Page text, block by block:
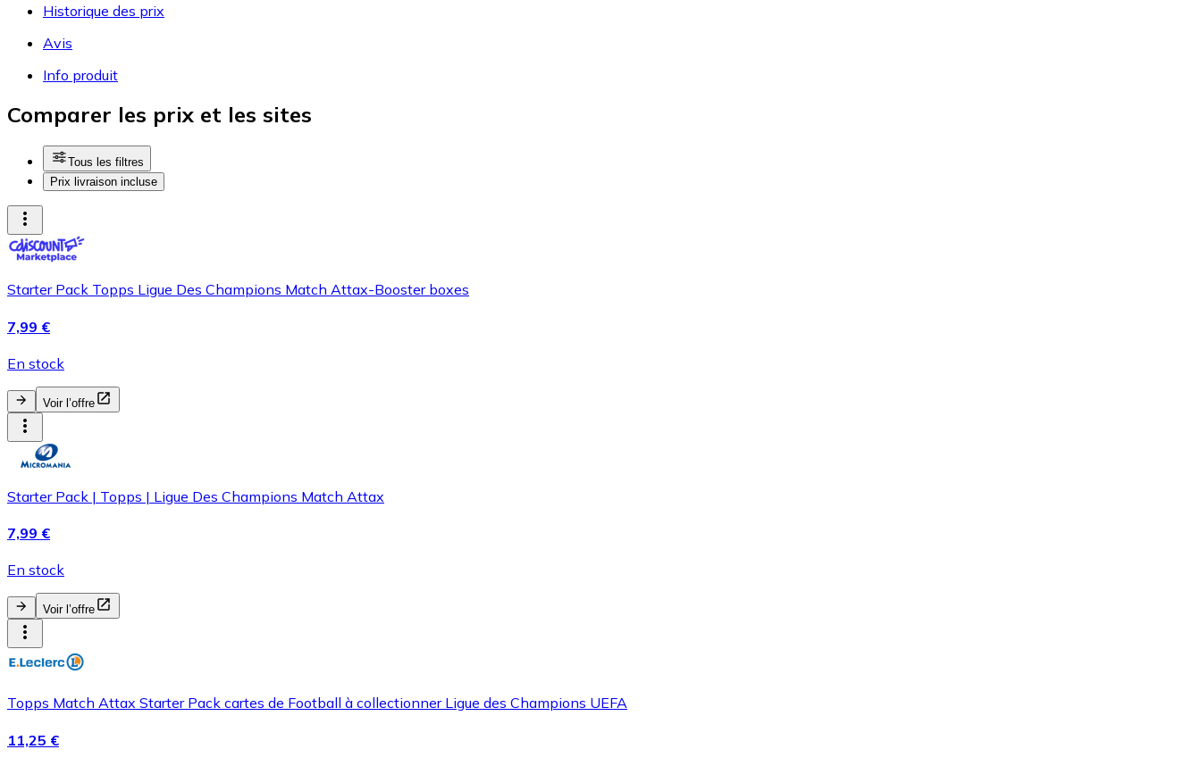
Historique des prix
Avis
Info produit
Comparer les prix et les sites
Tous les filtres
Prix livraison incluse
Starter Pack Topps Ligue Des Champions Match Attax-Booster boxes
7,99 €
En stock
Voir l’offre
Starter Pack | Topps | Ligue Des Champions Match Attax
7,99 €
En stock
Voir l’offre
Topps Match Attax Starter Pack cartes de Football à collectionner Ligue des Champions UEFA
11,25 €